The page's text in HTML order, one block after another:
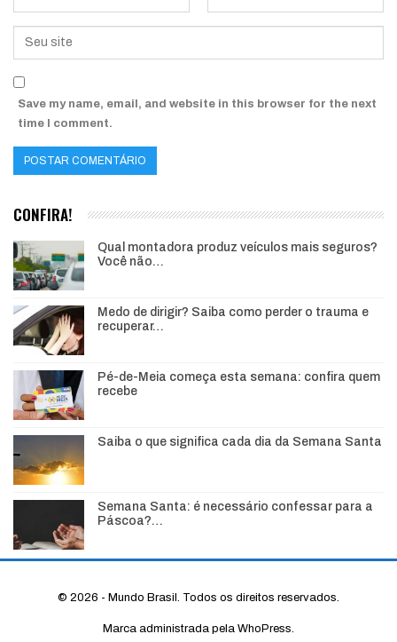
Save my name, email, and website in this browser for the next
time I comment.
CONFIRA!
Qual montadora produz veículos mais seguros?
Você não…
Medo de dirigir? Saiba como perder o trauma e
recuperar…
Pé-de-Meia começa esta semana: confira quem
recebe
Saiba o que significa cada dia da Semana Santa
Semana Santa: é necessário confessar para a
Páscoa?…
© 2026 - Mundo Brasil. Todos os direitos reservados.
Marca administrada pela WhoPress.